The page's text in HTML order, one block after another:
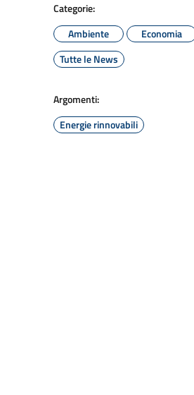
Categorie:
Ambiente
Economia
Tutte le News
Argomenti:
Energie rinnovabili